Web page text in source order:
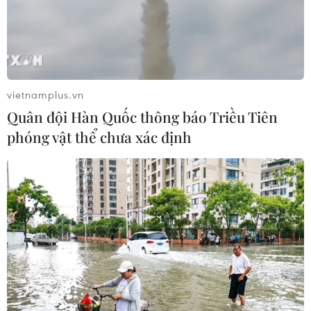
Huế huy động nguồn lực đầu tư hạ
tầng kết nối trục Đông-Tây
04/08/2026 23:00
Uông Bí chi trả bồi thường đợt đầu
dự án đường sắt tốc độ cao Hà Nội-
Quảng Ninh
04/08/2026 13:14
Bộ Xây dựng mạnh tay xử lý nhà thầu
chậm tiến độ cao tốc Cam Lộ-La Sơn
04/08/2026 08:26
vietnamplus.vn
Quân đội Hàn Quốc thông báo Triều Tiên
phóng vật thể chưa xác định